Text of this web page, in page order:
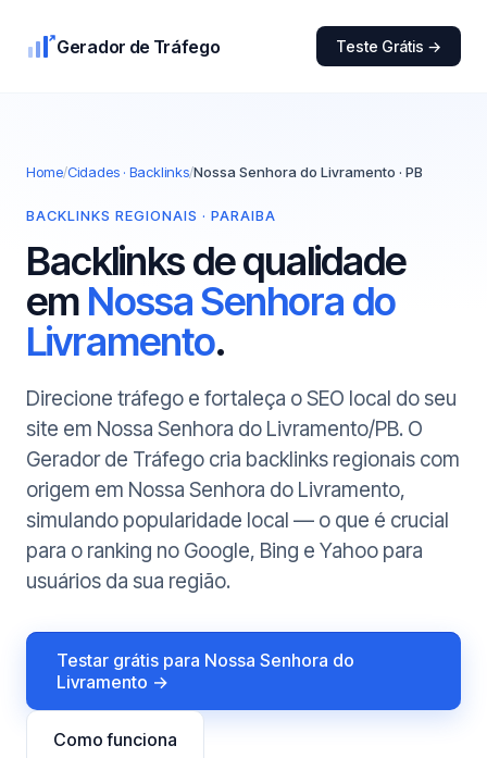
Gerador de Tráfego Teste Grátis →
Home/Cidades · Backlinks/Nossa Senhora do Livramento · PB
BACKLINKS REGIONAIS · PARAIBA
Backlinks de qualidade
em Nossa Senhora do
Livramento.
Direcione tráfego e fortaleça o SEO local do seu
site em Nossa Senhora do Livramento/PB. O
Gerador de Tráfego cria backlinks regionais com
origem em Nossa Senhora do Livramento,
simulando popularidade local — o que é crucial
para o ranking no Google, Bing e Yahoo para
usuários da sua região.
Testar grátis para Nossa Senhora do
Livramento →
Como funciona